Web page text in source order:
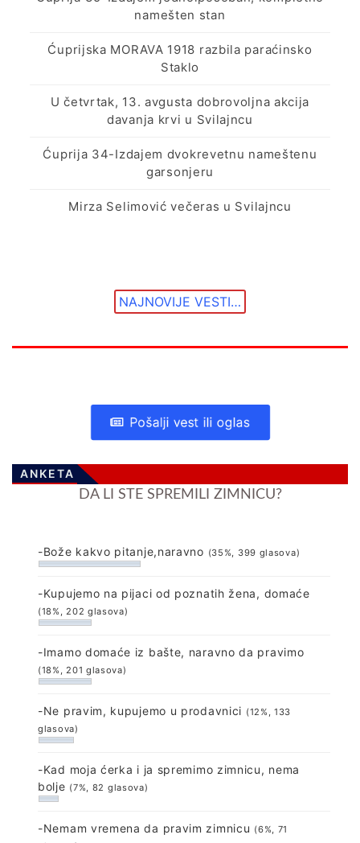
namešten stan
Ćuprijska MORAVA 1918 razbila paraćinsko
Staklo
U četvrtak, 13. avgusta dobrovoljna akcija
davanja krvi u Svilajncu
Ćuprija 34-Izdajem dvokrevetnu nameštenu
garsonjeru
Mirza Selimović večeras u Svilajncu
NAJNOVIJE VESTI…
Pošalji vest ili oglas
ANKETA
DA LI STE SPREMILI ZIMNICU?
-Bože kakvo pitanje,naravno (35%, 399 glasova)
-Kupujemo na pijaci od poznatih žena, domaće
(18%, 202 glasova)
-Imamo domaće iz bašte, naravno da pravimo
(18%, 201 glasova)
-Ne pravim, kupujemo u prodavnici (12%, 133
glasova)
-Kad moja ćerka i ja spremimo zimnicu, nema
bolje (7%, 82 glasova)
-Nemam vremena da pravim zimnicu (6%, 71